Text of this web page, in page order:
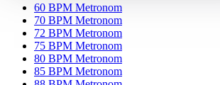
60 BPM Metronom
70 BPM Metronom
72 BPM Metronom
75 BPM Metronom
80 BPM Metronom
85 BPM Metronom